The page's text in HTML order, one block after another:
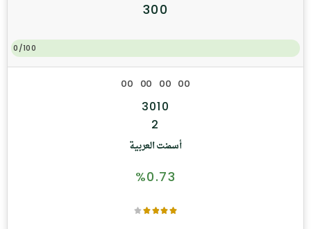
300
0/100
أسمنت العربية
%0.73
00 00 00 00
3010
2